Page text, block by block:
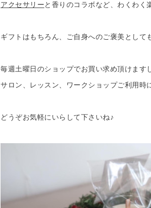
アクセサリーと香りのコラボなど、わくわ
ギフトはもちろん、ご自身へのご褒美として
毎週土曜日のショップでお買い求め頂けます
サロン、レッスン、ワークショップご利用時
どうぞお気軽にいらして下さいね♪